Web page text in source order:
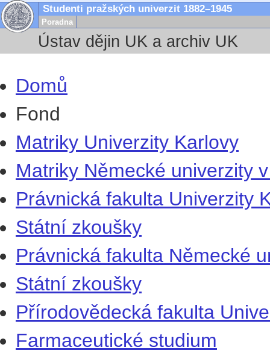
Studenti pražských univerzit 1882–1945
Poradna
Ústav dějin UK a archiv UK
Domů
Fond
Matriky Univerzity Karlovy
Matriky Německé univerzity
Právnická fakulta Univerzity
Státní zkoušky
Právnická fakulta Německé
Státní zkoušky
Přírodovědecká fakulta
Farmaceutické studium